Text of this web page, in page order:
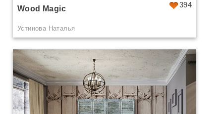
394
Wood Magic
Устинова Наталья